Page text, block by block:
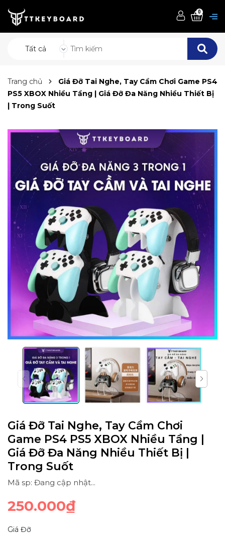
Tất cả
0
Trang chủ
Giá Đỡ Tai Nghe, Tay Cầm Chơi Game PS4
PS5 XBOX Nhiều Tầng | Giá Đỡ Đa Năng Nhiều Thiết Bị
| Trong Suốt
Giá Đỡ Tai Nghe, Tay Cầm Chơi
Game PS4 PS5 XBOX Nhiều Tầng |
Giá Đỡ Đa Năng Nhiều Thiết Bị |
Trong Suốt
Mã sp: Đang cập nhật...
250.000₫
Giá Đỡ